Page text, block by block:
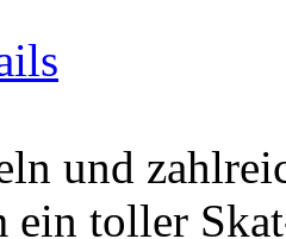
und
ein toller